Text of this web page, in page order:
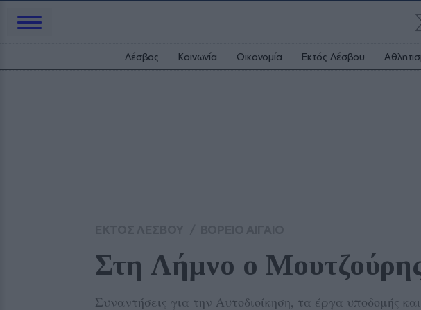
Λέσβος Κοινωνία Οικονομία Εκτός Λέσβου
Στη Λήμνο ο
Συναντήσεις για την Αυτοδιοίκηση, τα έργα υποδομής